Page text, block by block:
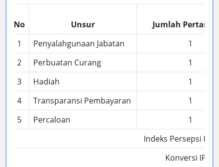
No Unsur
Jumlah
1
Penyalahgunaan Jabatan
1
2
Perbuatan Curang
1
3
Hadiah
1
4
Transparansi Pembayaran
1
5
Percaloan
1
Indeks Persepsi
Konversi IPK